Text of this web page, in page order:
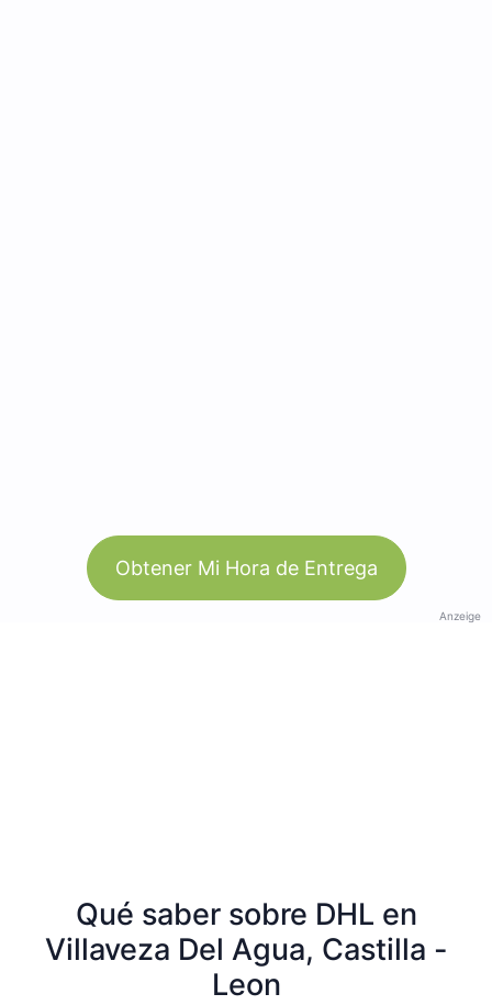
Obtener Mi Hora de Entrega
Anzeige
Qué saber sobre DHL en
Villaveza Del Agua, Castilla -
Leon